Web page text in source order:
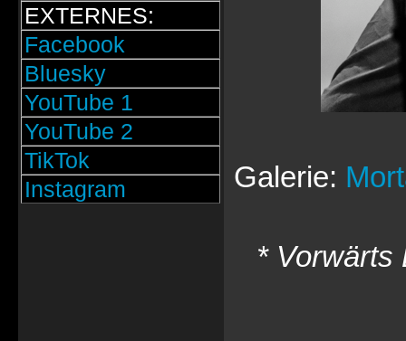
EXTERNES:
Facebook
Bluesky
YouTube 1
YouTube 2
TikTok
Instagram
Galerie:
* Vorwärts